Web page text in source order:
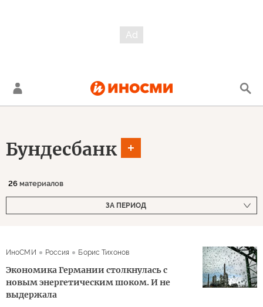
Бундесбанк
26 материалов
ЗА ПЕРИОД
ИноСМИ Россия Борис Тихонов
Экономика Германии столкнулась с
новым энергетическим шоком. И не
выдержала